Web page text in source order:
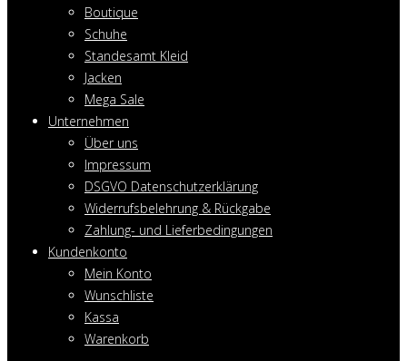
Boutique
Schuhe
Standesamt Kleid
Jacken
Mega Sale
Unternehmen
Über uns
Impressum
DSGVO Datenschutzerklärung
Widerrufsbelehrung & Rückgabe
Zahlung- und Lieferbedingungen
Kundenkonto
Mein Konto
Wunschliste
Kassa
Warenkorb